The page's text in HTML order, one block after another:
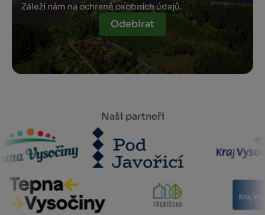
Záleží nám na ochraně osobních údajů.
Odebírat
Naši partneři